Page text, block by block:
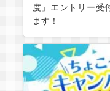
度」エントリー受
ます！